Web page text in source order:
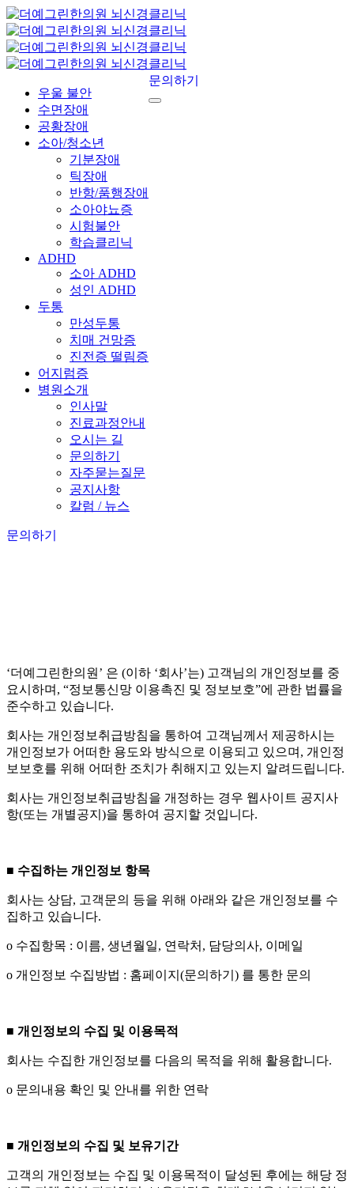
우울 불안
수면장애
공황장애
소아/청소년
기분장애
틱장애
반항/품행장애
소아야뇨증
시험불안
학습클리닉
ADHD
소아 ADHD
성인 ADHD
두통
만성두통
치매 건망증
진전증 떨림증
어지럼증
병원소개
인사말
진료과정안내
오시는 길
문의하기
자주묻는질문
공지사항
칼럼 / 뉴스
문의하기
문의하기
‘더예그린한의원’ 은 (이하 ‘회사’는) 고객님의 개인정보를 중
요시하며, “정보통신망 이용촉진 및 정보보호”에 관한 법률을
준수하고 있습니다.
회사는 개인정보취급방침을 통하여 고객님께서 제공하시는
개인정보가 어떠한 용도와 방식으로 이용되고 있으며, 개인정
보보호를 위해 어떠한 조치가 취해지고 있는지 알려드립니다.
회사는 개인정보취급방침을 개정하는 경우 웹사이트 공지사
항(또는 개별공지)을 통하여 공지할 것입니다.
■ 수집하는 개인정보 항목
회사는 상담, 고객문의 등을 위해 아래와 같은 개인정보를 수
집하고 있습니다.
ο 수집항목 : 이름, 생년월일, 연락처, 담당의사, 이메일
ο 개인정보 수집방법 : 홈페이지(문의하기) 를 통한 문의
■ 개인정보의 수집 및 이용목적
회사는 수집한 개인정보를 다음의 목적을 위해 활용합니다.
ο 문의내용 확인 및 안내를 위한 연락
■ 개인정보의 수집 및 보유기간
고객의 개인정보는 수집 및 이용목적이 달성된 후에는 해당 정